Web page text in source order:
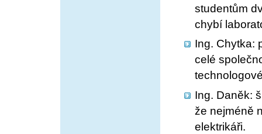
studentům
chybí
Ing. Chytka:
celé
Ing. Daněk:
že nejméně
elektrikáři.